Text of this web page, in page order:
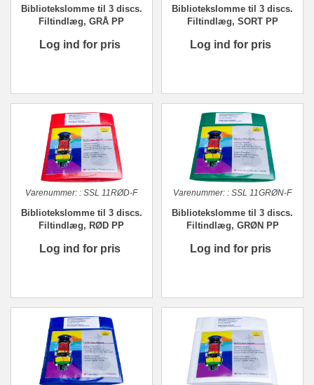
Bibliotekslomme til 3 discs.
Filtindlæg, GRÅ PP
Log ind for pris
Bibliotekslomme til 3 discs.
Filtindlæg, SORT PP
Log ind for pris
Varenummer: : SSL 11RØD-F
Bibliotekslomme til 3 discs.
Filtindlæg, RØD PP
Log ind for pris
Varenummer: : SSL 11GRØN-F
Bibliotekslomme til 3 discs.
Filtindlæg, GRØN PP
Log ind for pris